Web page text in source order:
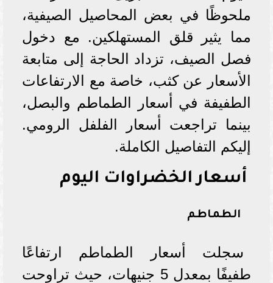
ملحوظًا في بعض المحاصيل الصيفية،
مما يثير قلق المستهلكين. مع دخول
فصل الصيف، تزداد الحاجة إلى متابعة
الأسعار عن كثب، خاصة مع الارتفاعات
الطفيفة في أسعار الطماطم والبصل،
بينما تراجعت أسعار الفلفل الرومي.
إليكم التفاصيل الكاملة.
أسعار الخضراوات اليوم
الطماطم
سجلت أسعار الطماطم ارتفاعًا
طفيفًا بمعدل 5 جنيهات، حيث تراوحت